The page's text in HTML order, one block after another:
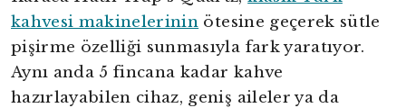
kahvesi makinelerinin ötesine geçerek sütle
pişirme özelliği sunmasıyla fark yaratıyor.
Aynı anda 5 fincana kadar kahve
hazırlayabilen cihaz, geniş aileler ya da